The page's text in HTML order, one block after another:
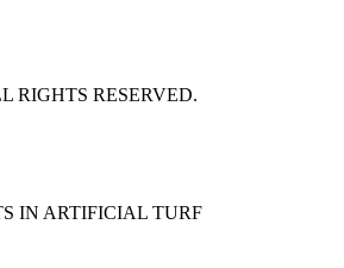
RIGHTS RESERVED.
IN ARTIFICIAL TURF